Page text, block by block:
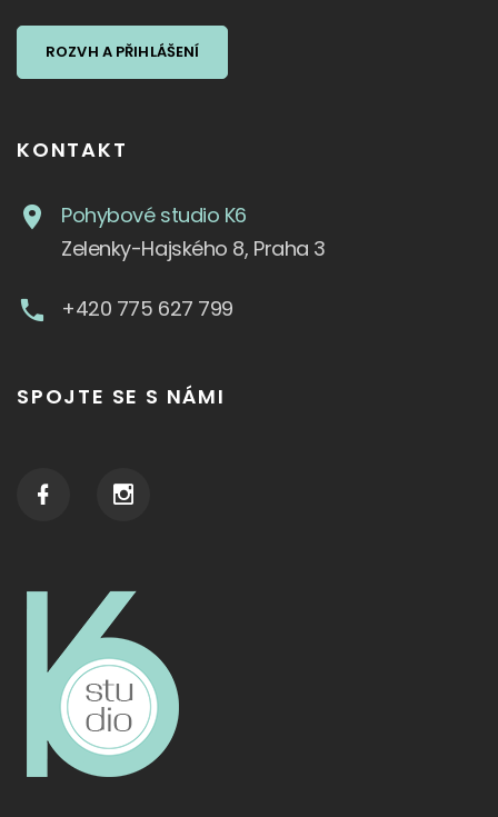
ROZVH A PŘIHLÁŠENÍ
KONTAKT
Pohybové studio K6
Zelenky-Hajského 8, Praha 3
+420 775 627 799
SPOJTE SE S NÁMI